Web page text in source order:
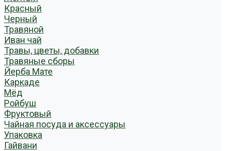
Красный
Черный
Травяной
Иван чай
Травы, цветы, добавки
Травяные сборы
Йерба Мате
Каркаде
Мёд
Ройбуш
Фруктовый
Чайная посуда и аксессуары
Упаковка
Гайвани